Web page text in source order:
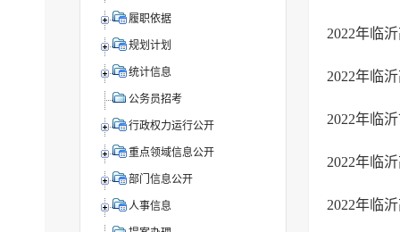
履职依据
规划计划
统计信息
公务员招考
行政权力运行公开
重点领域信息公开
部门信息公开
人事信息
2022年临
2022年临
2022年临
2022年临
2022年临